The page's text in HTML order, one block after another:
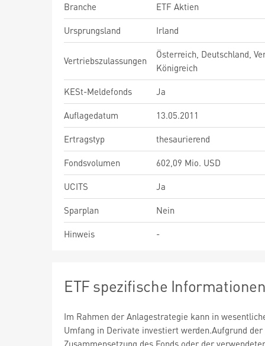
Branche
ETF Aktien
Ursprungsland
Irland
Vertriebszulassungen
Österreich, Deutschland,
Königreich
KESt-Meldefonds
Ja
Auflagedatum
13.05.2011
Ertragstyp
thesaurierend
Fondsvolumen
602,09 Mio. USD
UCITS
Ja
Sparplan
Nein
Hinweis
-
ETF spezifische
Im Rahmen der Anlagestrategie kann in
Umfang in Derivate investiert werden.Aufgrund der
Zusammensetzung des Fonds oder der